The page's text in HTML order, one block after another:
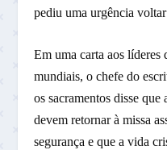
pediu uma urgência
Em uma carta aos líderes
mundiais, o chefe do
os sacramentos disse
devem retornar à missa
segurança e que a vida